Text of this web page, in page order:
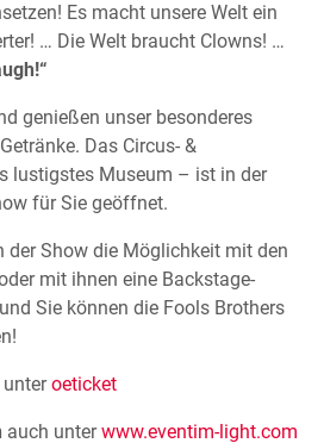
Es macht unsere Welt ein
… Die Welt braucht Clowns! …
genießen unser besonderes
Das Circus- &
lustigstes Museum – ist in der
für Sie geöffnet.
der Show die Möglichkeit mit den
mit ihnen eine Backstage-
Sie können die Fools Brothers
unteroeticket
auch unterwww.eventim-light.com